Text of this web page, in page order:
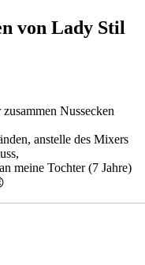
von Lady Stil
Nussecken
anstelle des Mixers
meine Tochter (7 Jahre)